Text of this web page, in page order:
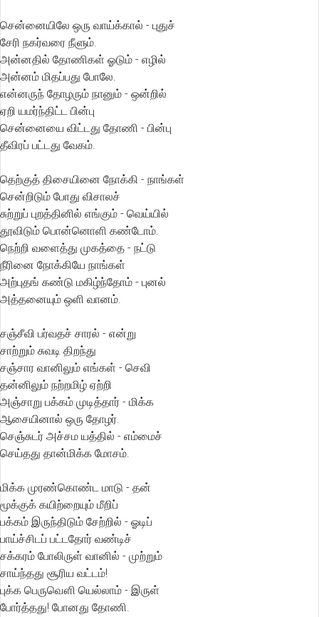
சென்னையிலே ஒரு வாய்க்கால் - புதுச்
சேரி நகர்வரை நீளும்.
அன்னதில் தோணிகள் ஓடும் - எழில்
அன்னம் மிதப்பது போலே.
என்னருந் தோழரும் நானும் - ஒன்றில்
ஏறி யமர்ந்திட்ட பின்பு
சென்னையை விட்டது தோணி - பின்பு
தீவிரப் பட்டது வேகம்.
தெற்குத் திசையினை நோக்கி - நாங்கள்
சென்றிடும் போது விசாலச்
சுற்றுப் புறத்தினில் எங்கும் - வெய்யில்
தூவிடும் பொன்னொளி கண்டோம்.
நெற்றி வளைத்து முகத்தை - நட்டு
நீரினை நோக்கியே நாங்கள்
அற்புதங் கண்டு மகிழ்ந்தோம் - புனல்
அத்தனையும் ஒளி வானம்.
சஞ்சீவி பர்வதச் சாரல் - என்று
சாற்றும் சுவடி திறந்து
சஞ்சார வானிலும் எங்கள் - செவி
தன்னிலும் நற்றமிழ் ஏற்றி
அஞ்சாறு பக்கம் முடித்தார் - மிக்க
ஆசையினால் ஒரு தோழர்.
செஞ்சுடர் அச்சம யத்தில் - எம்மைச்
செய்தது தான்மிக்க மோசம்.
மிக்க முரண்கொண்ட மாடு - தன்
மூக்குக் கயிற்றையும் மீறிப்
பக்கம் இருந்திடும் சேற்றில் - ஓடிப்
பாய்ச்சிடப் பட்டதோர் வண்டிச்
சக்கரம் போலிருள் வானில் - முற்றும்
சாய்ந்தது சூரிய வட்டம்!
புக்க பெருவௌி யெல்லாம் - இருள்
போர்த்தது! போனது தோணி.